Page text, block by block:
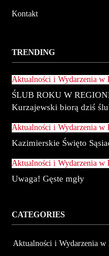
Kontakt
TRENDING
Aktualności i Wydarzenia w
ŚLUB ROKU W
Kurzajewski biorą dziś
Aktualności i Wydarzenia w
Kazimierskie Święto
Aktualności i Wydarzenia w
Uwaga! Gęste mgły
CATEGORIES
Aktualności i Wydarzenia